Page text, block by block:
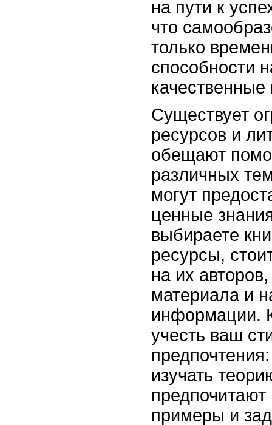
на пути к
что
только
способности
качественные
Существует
ресурсов и
обещают
различных
могут
ценные
выбираете
ресурсы,
на их
материала и
информации.
учесть ваш
изучать
предпочитают
примеры и